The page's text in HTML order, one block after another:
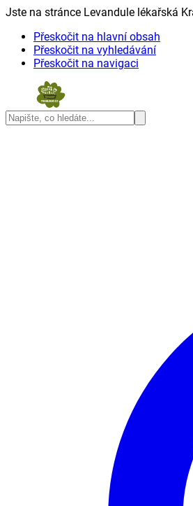
Jste na stránce Levandule lékařská
Přeskočit na hlavní obsah
Přeskočit na vyhledávání
Přeskočit na navigaci